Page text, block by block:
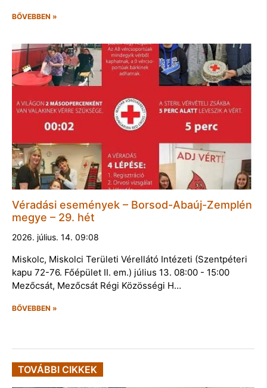
BŐVEBBEN »
Véradási események – Borsod-Abaúj-Zemplén
megye – 29. hét
2026. július. 14. 09:08
Miskolc, Miskolci Területi Vérellátó Intézeti (Szentpéteri
kapu 72-76. Főépület II. em.) július 13. 08:00 - 15:00
Mezőcsát, Mezőcsát Régi Közösségi H…
BŐVEBBEN »
TOVÁBBI CIKKEK